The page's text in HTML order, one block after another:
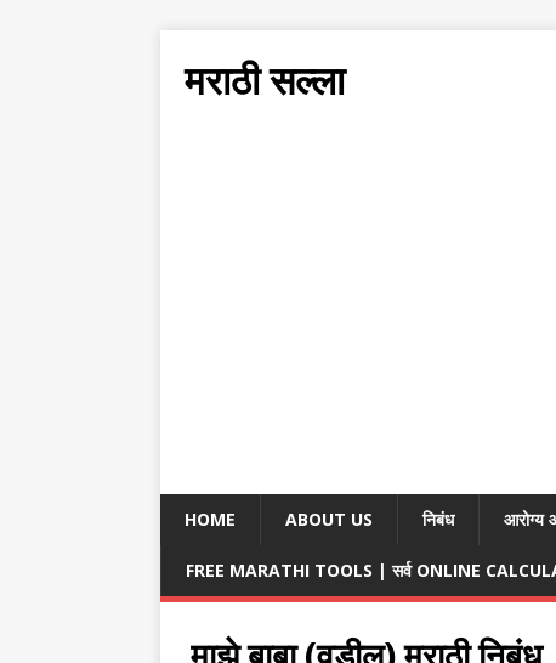
मराठी सल्ला
HOME ABOUT US निबंध आरोग्य
FREE MARATHI TOOLS | सर्व ONLINE